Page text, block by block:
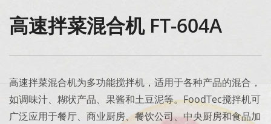
高速拌菜混合机 FT-604A
高速拌菜混合机为多功能搅拌机，适用于各种产品的混合，
如调味汁、糊状产品、果酱和土豆泥等。FoodTec搅拌机可
广泛应用于餐厅、商业厨房、餐饮公司、中央厨房和食品加